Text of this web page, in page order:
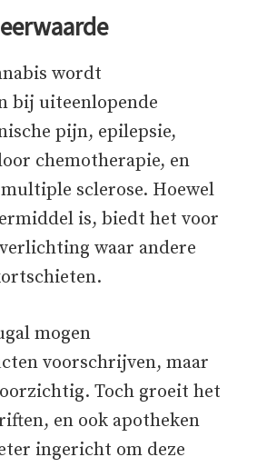
wordt
bij uiteenlopende
pijn, epilepsie,
chemotherapie, en
sclerose. Hoewel
is, biedt het voor
waar andere
mogen
voorschrijven, maar
Toch groeit het
en ook apotheken
ingericht om deze